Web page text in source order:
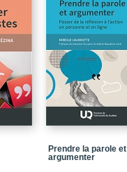
Prendre la parole et
argumenter